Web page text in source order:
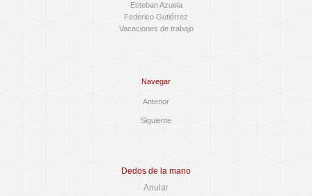
Esteban Azuela
Federico Gutiérrez
Vacaciones de trabajo
Navegar
Anterior
Siguiente
Dedos de la mano
Anular